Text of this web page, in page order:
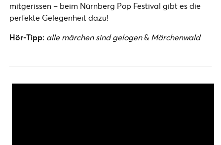
mitgerissen – beim Nürnberg Pop Festival gibt es die
perfekte Gelegenheit dazu!
Hör-Tipp: alle märchen sind gelogen& Märchenwald